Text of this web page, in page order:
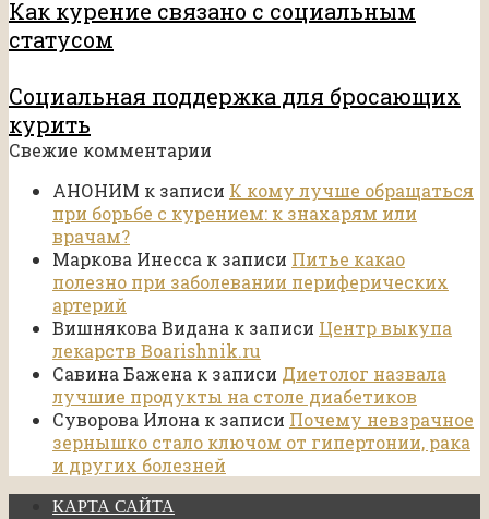
Как курение связано с социальным
статусом
Социальная поддержка для бросающих
курить
Свежие комментарии
АНОНИМ к записи К кому лучше обращаться
при борьбе с курением: к знахарям или
врачам?
Маркова Инесса к записи Питье какао
полезно при заболевании периферических
артерий
Вишнякова Видана к записи Центр выкупа
лекарств Boarishnik.ru
Савина Бажена к записи Диетолог назвала
лучшие продукты на столе диабетиков
Суворова Илона к записи Почему невзрачное
зернышко стало ключом от гипертонии, рака
и других болезней
КАРТА САЙТА